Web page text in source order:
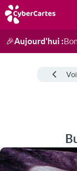
Anniversaire
Fête du jour
Amour
Amitié
Merci
Toutes les
🎉Aujourd'hui :